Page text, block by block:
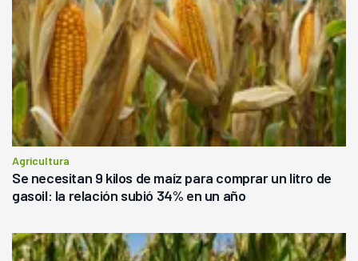
Agricultura
Se necesitan 9 kilos de maíz para comprar un litro de
gasoil: la relación subió 34% en un año